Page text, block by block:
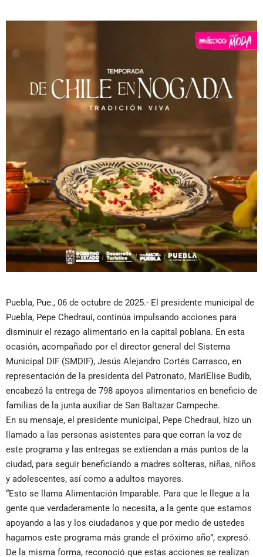
Puebla, Pue., 06 de octubre de 2025.- El presidente municipal de
Puebla, Pepe Chedraui, continúa impulsando acciones para
disminuir el rezago alimentario en la capital poblana. En esta
ocasión, acompañado por el director general del Sistema
Municipal DIF (SMDIF), Jesús Alejandro Cortés Carrasco, en
representación de la presidenta del Patronato, MariElise Budib,
encabezó la entrega de 798 apoyos alimentarios en beneficio de
familias de la junta auxiliar de San Baltazar Campeche.
En su mensaje, el presidente municipal, Pepe Chedraui, hizo un
llamado a las personas asistentes para que corran la voz de
este programa y las entregas se extiendan a más puntos de la
ciudad, para seguir beneficiando a madres solteras, niñas, niños
y adolescentes, así como a adultos mayores.
“Esto se llama Alimentación Imparable. Para que le llegue a la
gente que verdaderamente lo necesita, a la gente que estamos
apoyando a las y los ciudadanos y que por medio de ustedes
hagamos este programa más grande el próximo año”, expresó.
De la misma forma, reconoció que estas acciones se realizan